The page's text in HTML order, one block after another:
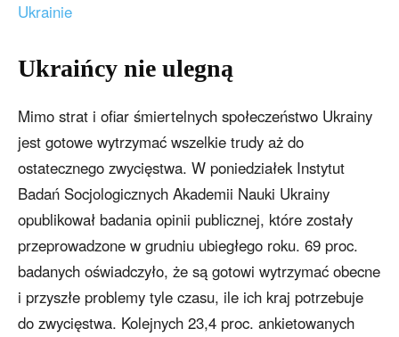
Ukrainie
Ukraińcy nie ulegną
Mimo strat i ofiar śmiertelnych społeczeństwo Ukrainy
jest gotowe wytrzymać wszelkie trudy aż do
ostatecznego zwycięstwa. W poniedziałek Instytut
Badań Socjologicznych Akademii Nauki Ukrainy
opublikował badania opinii publicznej, które zostały
przeprowadzone w grudniu ubiegłego roku. 69 proc.
badanych oświadczyło, że są gotowi wytrzymać obecne
i przyszłe problemy tyle czasu, ile ich kraj potrzebuje
do zwycięstwa. Kolejnych 23,4 proc. ankietowanych